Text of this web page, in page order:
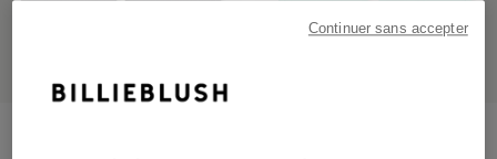
Continuer sans accepter